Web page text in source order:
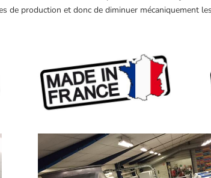
de production et donc de diminuer mécaniquement